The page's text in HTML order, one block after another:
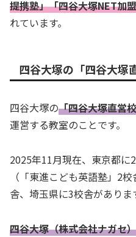
提携塾」「四谷大塚NET加
れています。
四谷大塚の「四谷大塚
四谷大塚の「四谷大塚直営
運営する教室のことです。
2025年11月現在、東京都
（「東進こども英語塾」2
舎、埼玉県に3校舎がありま
四谷大塚（株式会社ナガセ